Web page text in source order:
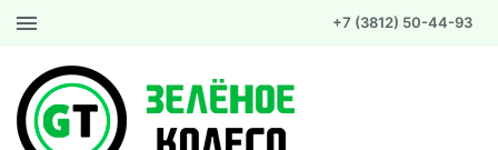
+7 (3812) 50-44-93